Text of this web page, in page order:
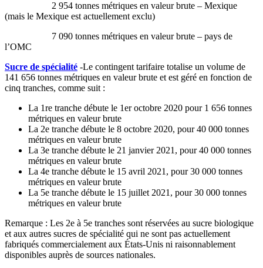
2 954 tonnes métriques en valeur brute – Mexique
(mais le Mexique est actuellement exclu)
7 090 tonnes métriques en valeur brute – pays de
l’OMC
Sucre de spécialité -Le contingent tarifaire totalise un volume de
141 656 tonnes métriques en valeur brute et est géré en fonction de
cinq tranches, comme suit :
La 1re tranche débute le 1er octobre 2020 pour 1 656 tonnes
métriques en valeur brute
La 2e tranche débute le 8 octobre 2020, pour 40 000 tonnes
métriques en valeur brute
La 3e tranche débute le 21 janvier 2021, pour 40 000 tonnes
métriques en valeur brute
La 4e tranche débute le 15 avril 2021, pour 30 000 tonnes
métriques en valeur brute
La 5e tranche débute le 15 juillet 2021, pour 30 000 tonnes
métriques en valeur brute
Remarque : Les 2e à 5e tranches sont réservées au sucre biologique
et aux autres sucres de spécialité qui ne sont pas actuellement
fabriqués commercialement aux États-Unis ni raisonnablement
disponibles auprès de sources nationales.